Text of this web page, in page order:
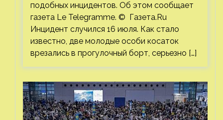
подобных инцидентов. Об этом сообщает
газета Le Telegramme. © Газета.Ru
Инцидент случился 16 июля. Как стало
известно, две молодые особи косаток
врезались в прогулочный борт, серьезно […]